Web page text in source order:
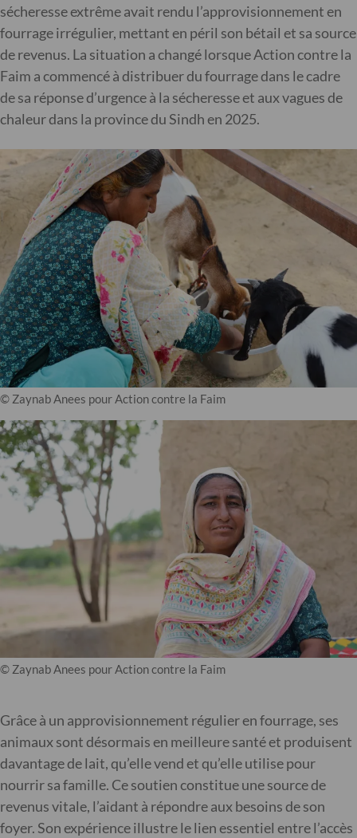
sécheresse extrême avait rendu l’approvisionnement en
fourrage irrégulier, mettant en péril son bétail et sa source
de revenus. La situation a changé lorsque Action contre la
Faim a commencé à distribuer du fourrage dans le cadre
de sa réponse d’urgence à la sécheresse et aux vagues de
chaleur dans la province du Sindh en 2025.
© Zaynab Anees pour Action contre la Faim
© Zaynab Anees pour Action contre la Faim
Grâce à un approvisionnement régulier en fourrage, ses
animaux sont désormais en meilleure santé et produisent
davantage de lait, qu’elle vend et qu’elle utilise pour
nourrir sa famille. Ce soutien constitue une source de
revenus vitale, l’aidant à répondre aux besoins de son
foyer. Son expérience illustre le lien essentiel entre l’accès